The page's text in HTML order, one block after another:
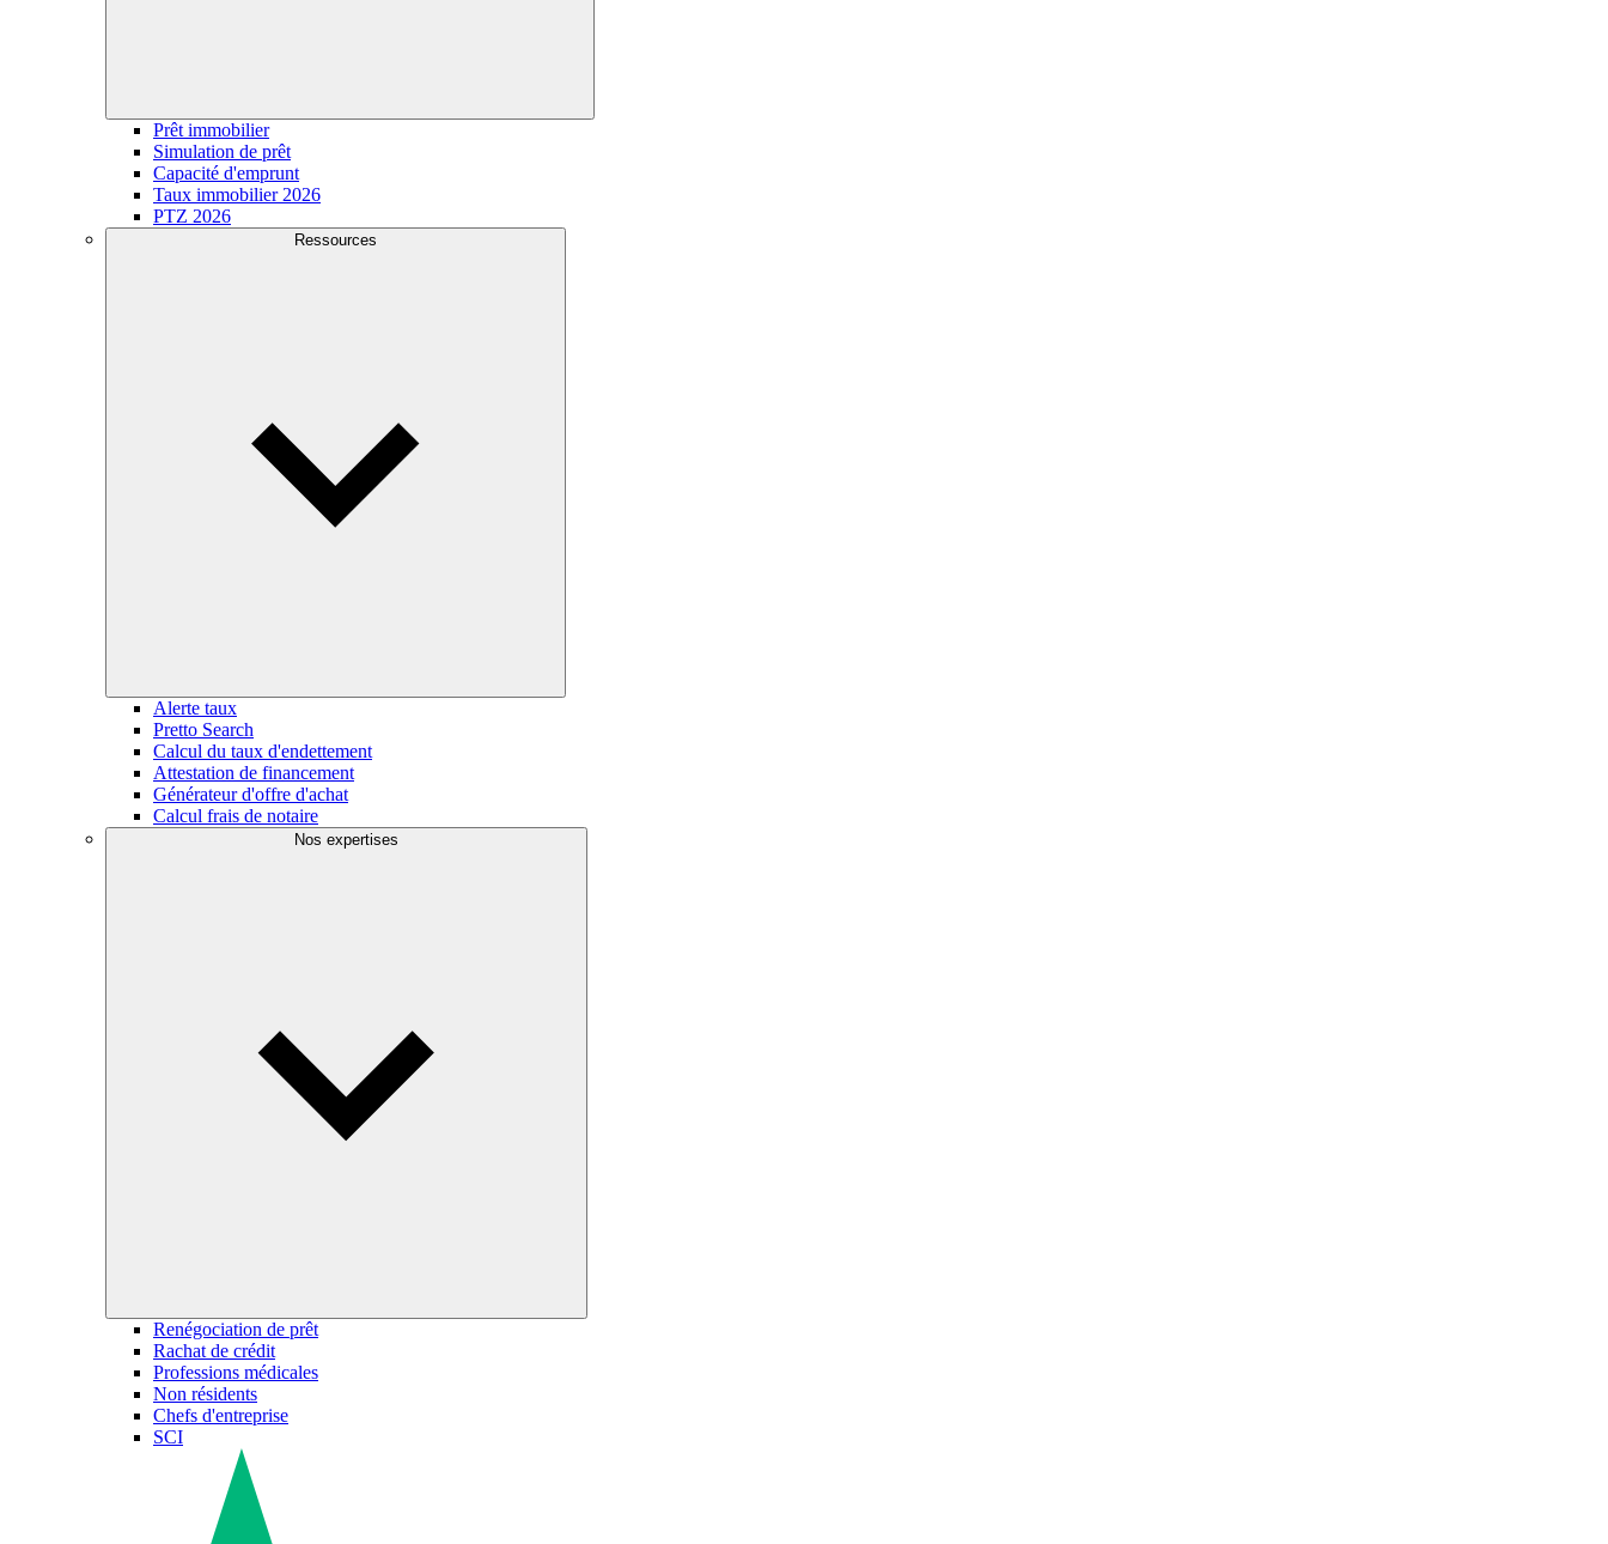
Prêt immobilier
Simulation de prêt
Capacité d'emprunt
Taux immobilier 2026
PTZ 2026
Ressources
Alerte taux
Pretto Search
Calcul du taux d'endettement
Attestation de financement
Générateur d'offre d'achat
Calcul frais de notaire
Nos expertises
Renégociation de prêt
Rachat de crédit
Professions médicales
Non résidents
Chefs d'entreprise
SCI